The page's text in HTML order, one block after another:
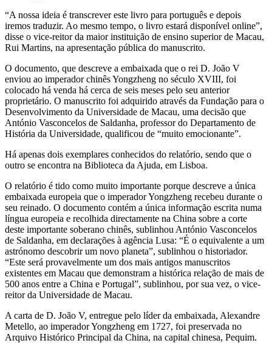
“A nossa ideia é transcrever este livro para português e depois
iremos traduzir. Ao mesmo tempo, o livro estará disponível online”,
disse o vice-reitor da maior instituição de ensino superior de Macau,
Rui Martins, na apresentação pública do manuscrito.
O documento, que descreve a embaixada que o rei D. João V
enviou ao imperador chinês Yongzheng no século XVIII, foi
colocado há venda há cerca de seis meses pelo seu anterior
proprietário. O manuscrito foi adquirido através da Fundação para o
Desenvolvimento da Universidade de Macau, uma decisão que
António Vasconcelos de Saldanha, professor do Departamento de
História da Universidade, qualificou de “muito emocionante”.
Há apenas dois exemplares conhecidos do relatório, sendo que o
outro se encontra na Biblioteca da Ajuda, em Lisboa.
O relatório é tido como muito importante porque descreve a única
embaixada europeia que o imperador Yongzheng recebeu durante o
seu reinado. O documento contém a única informação escrita numa
língua europeia e recolhida directamente na China sobre a corte
deste importante soberano chinês, sublinhou António Vasconcelos
de Saldanha, em declarações à agência Lusa: “É o equivalente a um
astrónomo descobrir um novo planeta”, sublinhou o historiador.
“Este será provavelmente um dos mais antigos manuscritos
existentes em Macau que demonstram a histórica relação de mais de
500 anos entre a China e Portugal”, sublinhou, por sua vez, o vice-
reitor da Universidade de Macau.
A carta de D. João V, entregue pelo líder da embaixada, Alexandre
Metello, ao imperador Yongzheng em 1727, foi preservada no
Arquivo Histórico Principal da China, na capital chinesa, Pequim.